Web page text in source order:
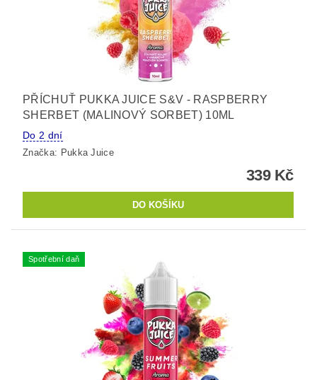
PŘÍCHUŤ PUKKA JUICE S&V - RASPBERRY
SHERBET (MALINOVÝ SORBET) 10ML
Do 2 dní
Značka: Pukka Juice
339 Kč
Spotřební daň